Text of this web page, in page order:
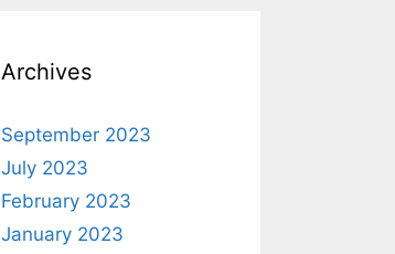
Archives
September 2023
July 2023
February 2023
January 2023